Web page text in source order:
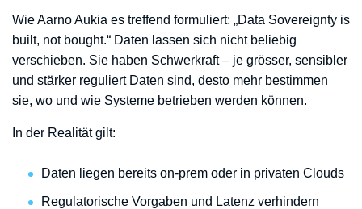
Wie Aarno Aukia es treffend formuliert: „Data Sovereignty is
built, not bought.“ Daten lassen sich nicht beliebig
verschieben. Sie haben Schwerkraft – je grösser, sensibler
und stärker reguliert Daten sind, desto mehr bestimmen
sie, wo und wie Systeme betrieben werden können.
In der Realität gilt:
Daten liegen bereits on-prem oder in privaten Clouds
Regulatorische Vorgaben und Latenz verhindern